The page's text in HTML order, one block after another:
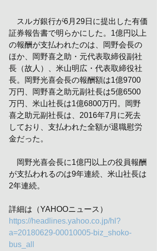
スルガ銀行が6月29日に提出した有価
証券報告書で明らかにした。1億円以上
の報酬が支払われたのは、岡野会長の
ほか、岡野喜之助・元代表取締役副社
長（故人）、米山明広・代表取締役社
長。岡野光喜会長の報酬額は1億9700
万円、岡野喜之助元副社長は5億6500
万円、米山社長は1億6800万円。岡野
喜之助元副社長は、2016年7月に死去
しており、支払われた全額が退職慰労
金だった。
岡野光喜会長に1億円以上の役員報酬
が支払われるのは9年連続、米山社長は
2年連続。
詳細は（YAHOOニュース）
https://headlines.yahoo.co.jp/hl?
a=20180629-00010005-biz_shoko-
bus_all